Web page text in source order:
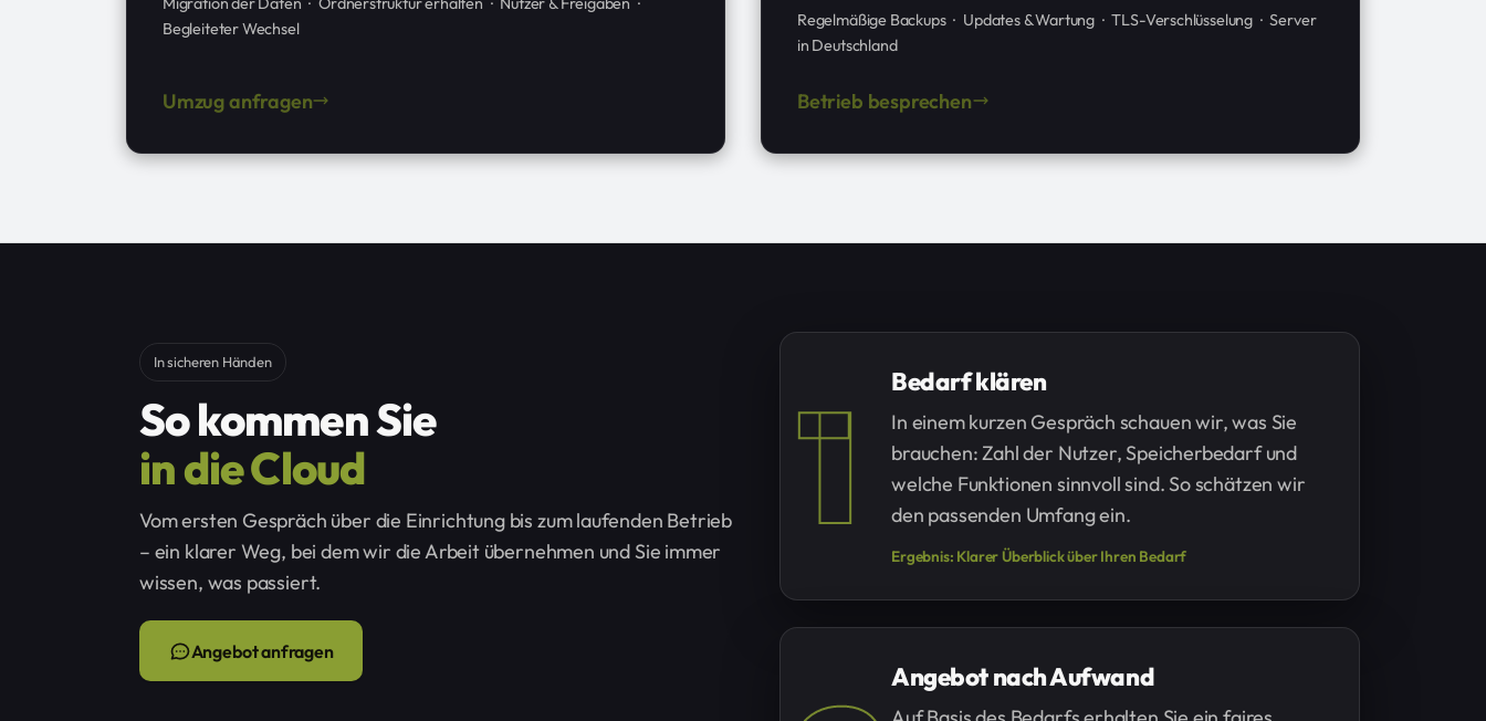
Begleiteter Wechsel
Umzug anfragen
Regelmäßige Backups · Updates & Wartung · TLS-Verschlüsselung · Server
in Deutschland
Betrieb besprechen
In sicheren Händen
So kommen Sie
in die Cloud
Vom ersten Gespräch über die Einrichtung bis zum laufenden Betrieb
– ein klarer Weg, bei dem wir die Arbeit übernehmen und Sie immer
wissen, was passiert.
Angebot anfragen
1 Bedarf klären
In einem kurzen Gespräch schauen wir, was Sie
brauchen: Zahl der Nutzer, Speicherbedarf und
welche Funktionen sinnvoll sind. So schätzen wir
den passenden Umfang ein.
Ergebnis: Klarer Überblick über Ihren Bedarf
Angebot nach Aufwand